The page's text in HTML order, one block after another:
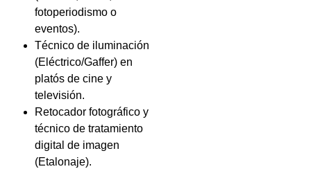
fotoperiodismo o
eventos).
Técnico de iluminación
(Eléctrico/Gaffer) en
platós de cine y
televisión.
Retocador fotográfico y
técnico de tratamiento
digital de imagen
(Etalonaje).